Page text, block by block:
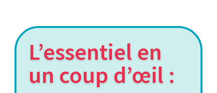
L’essentiel en
un coup d’œil :